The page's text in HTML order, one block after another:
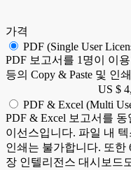
가격
PDF (Single User
PDF 보고서를 1명이 이
등의 Copy & Paste 및 인
US $
PDF & Excel (Multi
PDF & Excel 보고서를
이선스입니다. 파일 내
인쇄는 불가합니다. 또한
장 인텔리전스 대시보드